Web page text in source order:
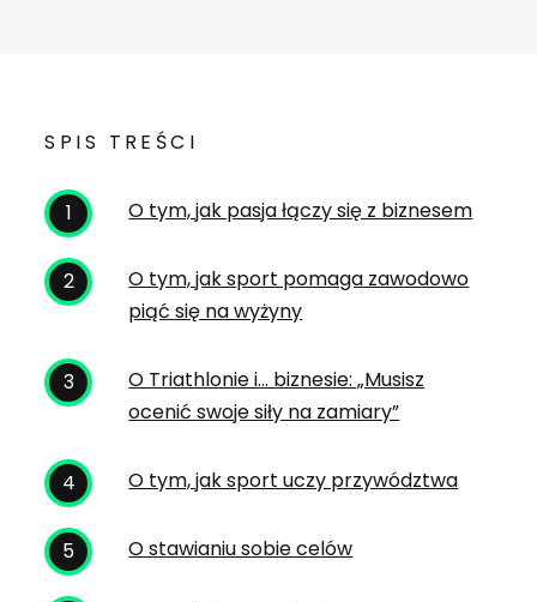
SPIS TREŚCI
O tym, jak pasja łączy się z biznesem
O tym, jak sport pomaga zawodowo
piąć się na wyżyny
O Triathlonie i… biznesie: „Musisz
ocenić swoje siły na zamiary”
O tym, jak sport uczy przywództwa
O stawianiu sobie celów